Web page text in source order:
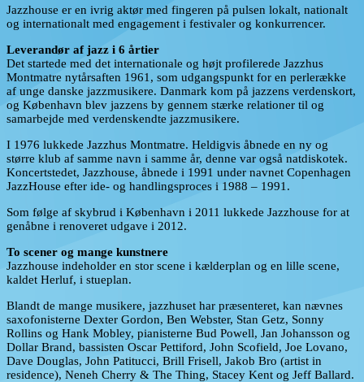
Jazzhouse er en ivrig aktør med fingeren på pulsen lokalt, nationalt
og internationalt med engagement i festivaler og konkurrencer.
Leverandør af jazz i 6 årtier
Det startede med det internationale og højt profilerede Jazzhus
Montmatre nytårsaften 1961, som udgangspunkt for en perlerække
af unge danske jazzmusikere. Danmark kom på jazzens verdenskort,
og København blev jazzens by gennem stærke relationer til og
samarbejde med verdenskendte jazzmusikere.
I 1976 lukkede Jazzhus Montmatre. Heldigvis åbnede en ny og
større klub af samme navn i samme år, denne var også natdiskotek.
Koncertstedet, Jazzhouse, åbnede i 1991 under navnet Copenhagen
JazzHouse efter ide- og handlingsproces i 1988 – 1991.
Som følge af skybrud i København i 2011 lukkede Jazzhouse for at
genåbne i renoveret udgave i 2012.
To scener og mange kunstnere
Jazzhouse indeholder en stor scene i kælderplan og en lille scene,
kaldet Herluf, i stueplan.
Blandt de mange musikere, jazzhuset har præsenteret, kan nævnes
saxofonisterne Dexter Gordon, Ben Webster, Stan Getz, Sonny
Rollins og Hank Mobley, pianisterne Bud Powell, Jan Johansson og
Dollar Brand, bassisten Oscar Pettiford, John Scofield, Joe Lovano,
Dave Douglas, John Patitucci, Brill Frisell, Jakob Bro (artist in
residence), Neneh Cherry & The Thing, Stacey Kent og Jeff Ballard.